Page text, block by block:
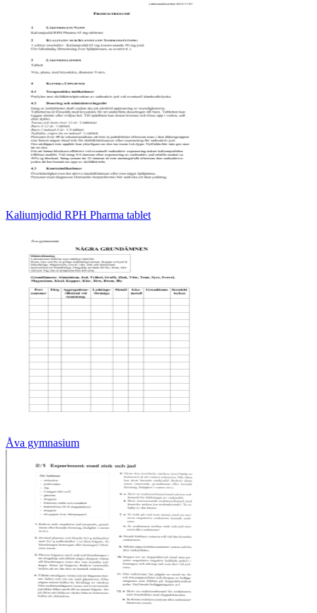
Kaliumjodid RPH Pharma tablet
Åva gymnasium